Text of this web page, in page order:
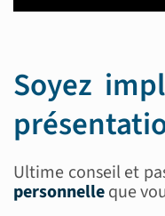
Soyez
Ultime conseil et
personnelleque